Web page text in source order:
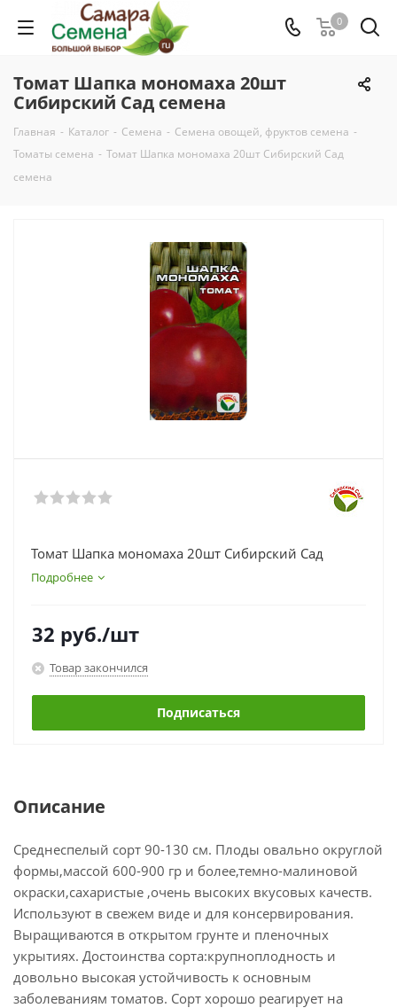
0
Томат Шапка мономаха 20шт
Сибирский Сад семена
Главная - Каталог - Семена - Семена овощей, фруктов семена -
Томаты семена - Томат Шапка мономаха 20шт Сибирский Сад
семена
Томат Шапка мономаха 20шт Сибирский Сад
Подробнее
32 руб./шт
Товар закончился
Подписаться
Описание
Среднеспелый сорт 90-130 см. Плоды овально округлой
формы,массой 600-900 гр и более,темно-малиновой
окраски,сахаристые ,очень высоких вкусовых качеств.
Используют в свежем виде и для консервирования.
Выращиваются в открытом грунте и пленочных
укрытиях. Достоинства сорта:крупноплодность и
довольно высокая устойчивость к основным
заболеваниям томатов. Сорт хорошо реагирует на